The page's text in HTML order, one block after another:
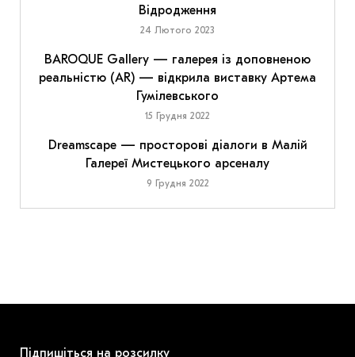
Відродження
24 Лютого 2023
BAROQUE Gallery — галерея із доповненою
реальністю (AR) — відкрила виставку Артема
Гумілевського
15 Грудня 2022
Dreamscape — просторові діалоги в Малій
Галереї Мистецького арсеналу
9 Грудня 2022
Підпишіться на розсилку